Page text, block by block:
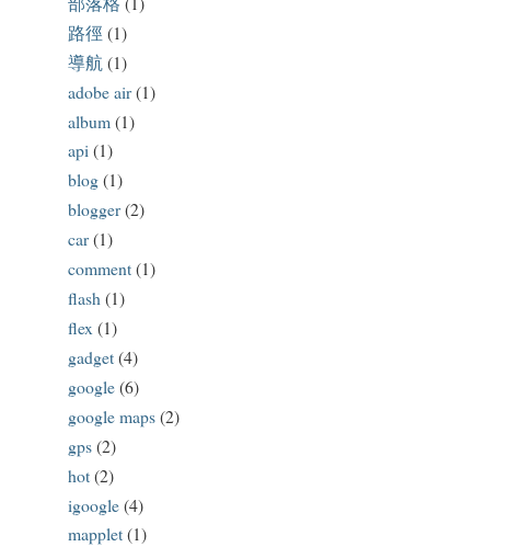
路徑 (1)
導航 (1)
adobe air(1)
album (1)
api(1)
blog(1)
blogger(2)
car(1)
comment(1)
flash (1)
flex (1)
gadget(4)
google(6)
google maps(2)
gps(2)
hot(2)
igoogle(4)
mapplet(1)